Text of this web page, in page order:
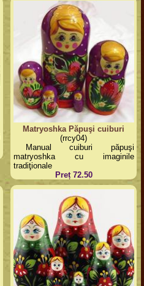
Matryoshka Păpuşi cuiburi
(rrcy04)
Manual cuiburi păpuşi
matryoshka cu imaginile
tradiţionale
Preț 72.50